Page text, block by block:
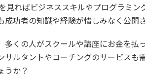
見ればビジネススキルやプログラミ
成功者の知識や経験が惜しみなく公開
多くの人がスクールや講座にお金を払
サルタントやコーチングのサービスも
うか？